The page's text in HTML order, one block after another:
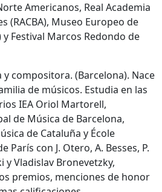
Americanos, Real Academia
(RACBA), Museo Europeo de
Festival Marcos Redondo de
y compositora. (Barcelona). Nace
de músicos. Estudia en las
IEA Oriol Martorell,
de Música de Barcelona,
de Cataluña y École
París con J. Otero, A. Besses, P.
y Vladislav Bronevetzky,
premios, menciones de honor